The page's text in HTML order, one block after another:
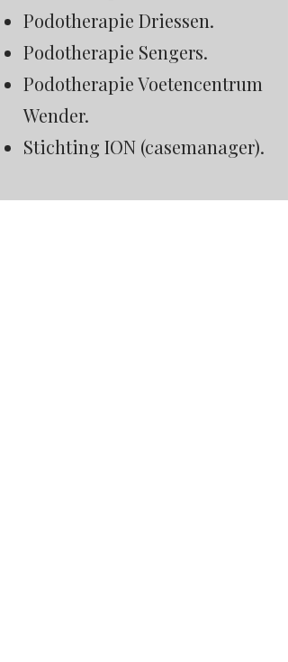
Podotherapie Driessen.
Podotherapie Sengers.
Podotherapie Voetencentrum
Wender.
Stichting ION (casemanager).